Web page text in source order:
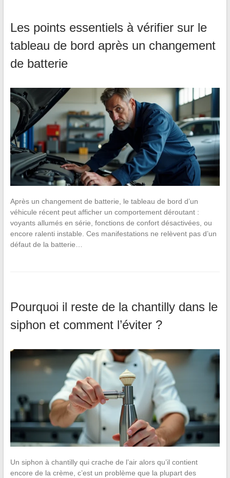
Les points essentiels à vérifier sur le
tableau de bord après un changement
de batterie
Après un changement de batterie, le tableau de bord d’un
véhicule récent peut afficher un comportement déroutant :
voyants allumés en série, fonctions de confort désactivées, ou
encore ralenti instable. Ces manifestations ne relèvent pas d’un
défaut de la batterie…
Pourquoi il reste de la chantilly dans le
siphon et comment l’éviter ?
Un siphon à chantilly qui crache de l’air alors qu’il contient
encore de la crème, c’est un problème que la plupart des